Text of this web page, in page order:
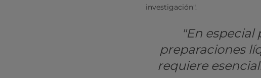
investigación".
"En especial
preparaciones
requiere